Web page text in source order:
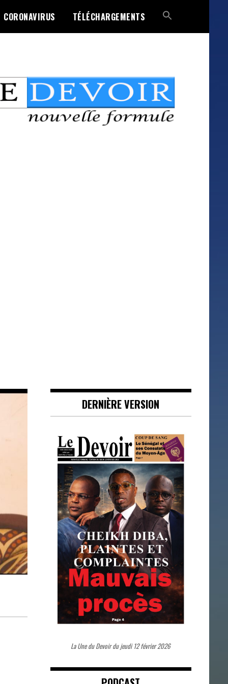
CORONAVIRUS TÉLÉCHARGEMENTS
DERNIÈRE VERSION
La Une du Devoir du jeudi 12 février 2026